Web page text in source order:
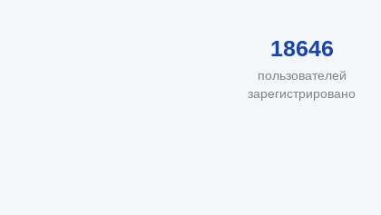
18646
пользователей
зарегистрировано